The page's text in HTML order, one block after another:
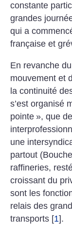
constante
grandes
qui a
française et
En revanche
mouvement et
la continuité
s’est organisé
pointe », que
une
partout
raffineries,
croissant du
sont les
relais des
transports [1].